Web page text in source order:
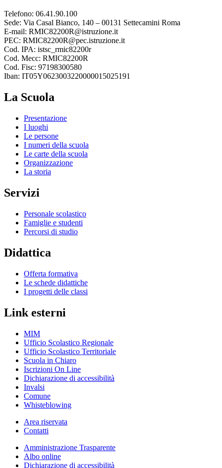
Telefono: 06.41.90.100
Sede: Via Casal Bianco, 140 – 00131 Settecamini Roma
E-mail: RMIC82200R@istruzione.it
PEC: RMIC82200R@pec.istruzione.it
Cod. IPA: istsc_rmic82200r
Cod. Mecc: RMIC82200R
Cod. Fisc: 97198300580
Iban: IT05Y0623003220000015025191
La Scuola
Presentazione
I luoghi
Le persone
I numeri della scuola
Le carte della scuola
Organizzazione
La storia
Servizi
Personale scolastico
Famiglie e studenti
Percorsi di studio
Didattica
Offerta formativa
Le schede didattiche
I progetti delle classi
Link esterni
MIM
Ufficio Scolastico Regionale
Ufficio Scolastico Territoriale
Scuola in Chiaro
Iscrizioni On Line
Dichiarazione di accessibilità
Invalsi
Comune
Whisteblowing
Area riservata
Contatti
Amministrazione Trasparente
Albo online
Dichiarazione di accessibilità